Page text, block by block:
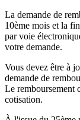
La demande de
10ème mois et la
par voie
votre demande.
Vous devez être à
demande de
Le remboursement
cotisation.